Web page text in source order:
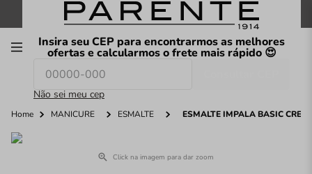
FRETE GRÁTIS nas compras a partir de R$199
Insira seu CEP para encontrarmos as melhores
ofertas e calcularmos o frete mais rápido 😍
Não sei meu cep
O que você procura hoje?
Home MANICURE ESMALTE ESMALTE IMPALA BASIC
Click na imagem para dar zoom